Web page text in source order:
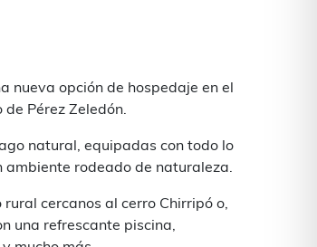
opción de hospedaje en el
de Pérez Zeledón.
natural, equipadas con todo lo
ambiente rodeado de naturaleza.
cercanos al cerro Chirripó o,
una refrescante piscina,